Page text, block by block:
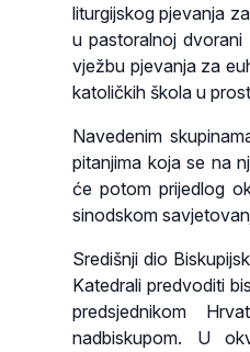
liturgijskog pjevanja
u pastoralnoj
vježbu pjevanja za
katoličkih škola u
Navedenim
pitanjima koja se na
će potom prijedlog
sinodskom
Središnji dio
Katedrali predvoditi
predsjednikom
nadbiskupom. U